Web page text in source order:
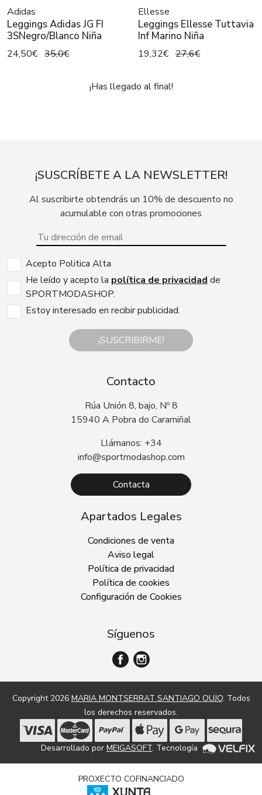
Adidas
Leggings Adidas JG FI
3SNegro/Blanco Niña
24,50€ 35,0€
Ellesse
Leggings Ellesse Tuttavia
Inf Marino Niña
19,32€ 27,6€
¡Has llegado al final!
¡SUSCRÍBETE A LA NEWSLETTER!
Al suscribirte obtendrás un 10% de descuento no
acumulable con otras promociones
Acepto Politica Alta
He leído y acepto la política de privacidad de
SPORTMODASHOP.
Estoy interesado en recibir publicidad.
¡SUSCRIBIRME!
Contacto
Rúa Unión 8, bajo, Nº 8
15940 A Pobra do Caramiñal
Llámanos: +34
info@sportmodashop.com
Contacta
Apartados Legales
Condiciones de venta
Aviso legal
Política de privacidad
Política de cookies
Configuración de Cookies
Síguenos
Copyright 2026 MARIA MONTSERRAT SANTIAGO OUJO. Todos
los derechos reservados.
Desarrollado por MEIGASOFT. Tecnología
PROXECTO COFINANCIADO